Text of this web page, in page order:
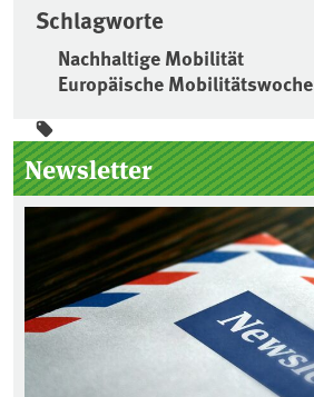
Schlagworte
Nachhaltige Mobilität
Europäische Mobilitätswoche
Seitenleiste
Newsletter